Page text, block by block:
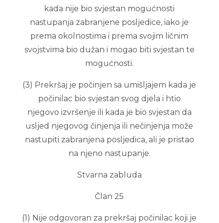
kada nije bio svjestan mogućnosti
nastupanja zabranjene posljedice, iako je
prema okolnostima i prema svojim ličnim
svojstvima bio dužan i mogao biti svjestan te
mogućnosti.
(3) Prekršaj je počinjen sa umišljajem kada je
počinilac bio svjestan svog djela i htio
njegovo izvršenje ili kada je bio svjestan da
usljed njegovog činjenja ili nečinjenja može
nastupiti zabranjena posljedica, ali je pristao
na njeno nastupanje.
Stvarna zabluda
Član 25
(1) Nije odgovoran za prekršaj počinilac koji je